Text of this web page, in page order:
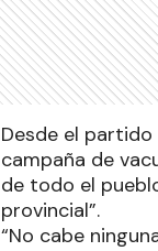
Desde el
campaña de
de todo el
provincial”.
“No cabe